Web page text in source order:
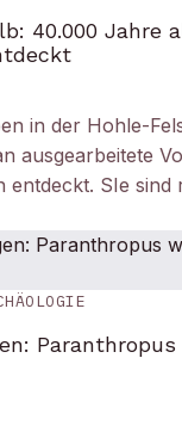
40.000 Jahre
in der Hohle-
ausgearbeitete
entdeckt. SIe sind